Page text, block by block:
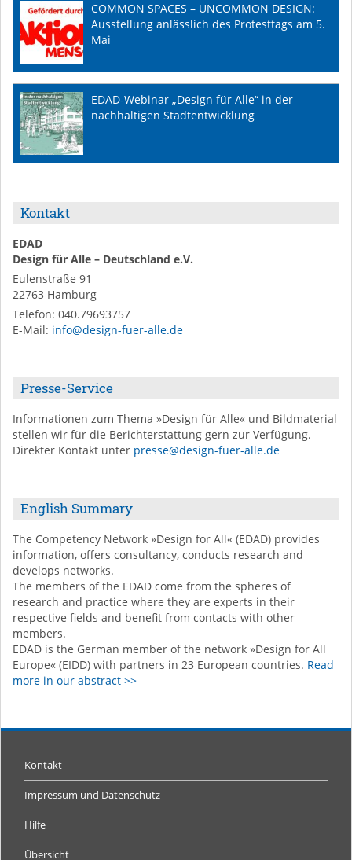
COMMON SPACES – UNCOMMON DESIGN:
Ausstellung anlässlich des Protesttags am 5.
Mai
EDAD-Webinar „Design für Alle“ in der
nachhaltigen Stadtentwicklung
Kontakt
EDAD
Design für Alle – Deutschland e.V.
Eulenstraße 91
22763 Hamburg
Telefon: 040.79693757
E-Mail: info@design-fuer-alle.de
Presse-Service
Informationen zum Thema »Design für Alle« und Bildmaterial
stellen wir für die Berichterstattung gern zur Verfügung.
Direkter Kontakt unter presse@design-fuer-alle.de
English Summary
The Competency Network »Design for All« (EDAD) provides
information, offers consultancy, conducts research and
develops networks.
The members of the EDAD come from the spheres of
research and practice where they are experts in their
respective fields and benefit from contacts with other
members.
EDAD is the German member of the network »Design for All
Europe« (EIDD) with partners in 23 European countries. Read
more in our abstract >>
Kontakt
Impressum und Datenschutz
Hilfe
Übersicht